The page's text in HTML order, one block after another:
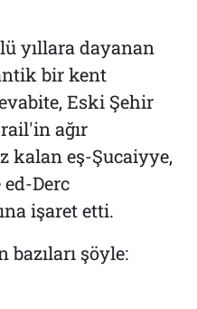
yıllara dayanan
bir kent
Eski Şehir
ağır
kalan eş-Şucaiyye,
Derc
işaret etti.
bazıları şöyle: